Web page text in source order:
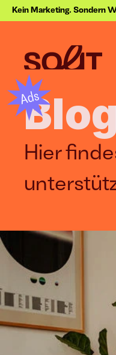
Kein Marketing. Sondern
Hier